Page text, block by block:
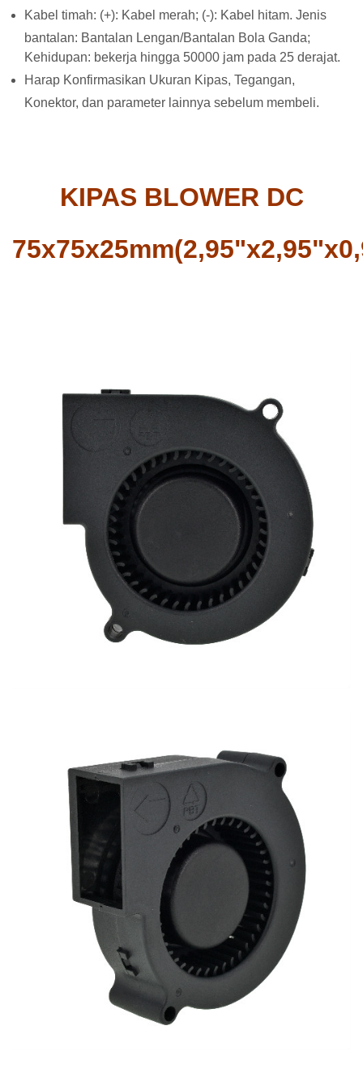
Kabel timah: (+): Kabel merah; (-): Kabel hitam. Jenis
bantalan: Bantalan Lengan/Bantalan Bola Ganda;
Kehidupan: bekerja hingga 50000 jam pada 25 derajat.
Harap Konfirmasikan Ukuran Kipas, Tegangan,
Konektor, dan parameter lainnya sebelum membeli.
KIPAS BLOWER DC